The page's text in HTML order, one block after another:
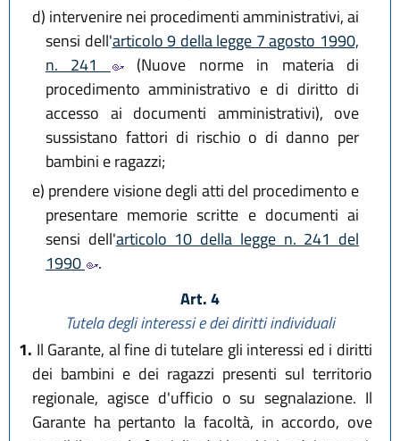
d) intervenire nei procedimenti amministrativi, ai
sensi dell'articolo 9 della legge 7 agosto 1990,
n. 241
(Nuove norme in materia di
procedimento amministrativo e di diritto di
accesso ai documenti amministrativi), ove
sussistano fattori di rischio o di danno per
bambini e ragazzi;
e) prendere visione degli atti del procedimento e
presentare memorie scritte e documenti ai
sensi dell'articolo 10 della legge n. 241 del
1990
.
Art. 4
Tutela degli interessi e dei diritti individuali
1. Il Garante, al fine di tutelare gli interessi ed i diritti
dei bambini e dei ragazzi presenti sul territorio
regionale, agisce d'ufficio o su segnalazione. Il
Garante ha pertanto la facoltà, in accordo, ove